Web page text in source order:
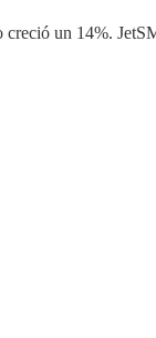
creció un 14%.